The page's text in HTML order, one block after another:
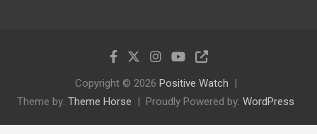
Copyright © 2026 Positive Watch
Theme by: Theme Horse Proudly Powered by: WordPress